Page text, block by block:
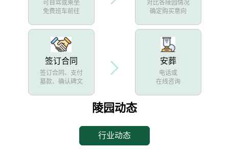
可自驾或乘坐
免费班车前往
对比各陵园情况
确定购买意向
签订合同
签订合同、支付
墓款、确认碑文
安葬
电话或
在线咨询
陵园动态
行业动态